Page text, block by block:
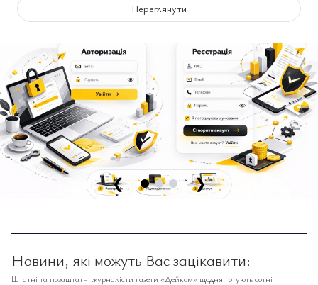
Переглянути
❮ ❯
Новини, які можуть Вас зацікавити:
Штатні та позаштатні журналісти газети «Дейком» щодня готують сотні